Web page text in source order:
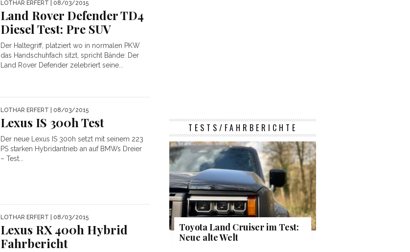
LOTHAR ERFERT | 08/03/2015
Land Rover Defender TD4
Diesel Test: Pre SUV
Der Haltegriff, platziert wo in normalen PKW
das Handschuhfach sitzt, spricht Bände: Der
Land Rover Defender zelebriert seine...
LOTHAR ERFERT | 08/03/2015
Lexus IS 300h Test
Der neue Lexus IS 300h setzt mit seinem 223
PS starken Hybridantrieb an auf BMWs Dreier
– Test...
LOTHAR ERFERT | 08/03/2015
Lexus RX 400h Hybrid
Fahrbericht
TESTS/FAHRBERICHTE
Toyota Land Cruiser im Test:
Neue alte Welt